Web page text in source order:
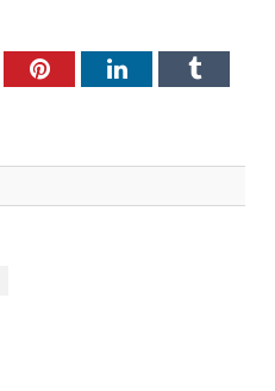
PinterestLinkedInTumblr